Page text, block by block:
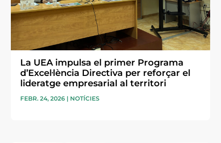
La UEA impulsa el primer Programa
d’Excel·lència Directiva per reforçar el
lideratge empresarial al territori
FEBR. 24, 2026 | NOTÍCIES